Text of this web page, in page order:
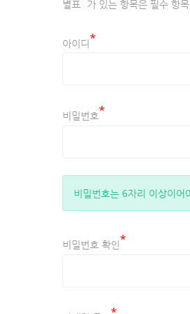
별표 가 있는 항목은 필수 항
아이디*
비밀번호*
비밀번호는 6자리 이상이
비밀번호 확인*